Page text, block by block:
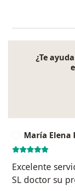
¿Te
María Elena
Excelente
SL doctor su